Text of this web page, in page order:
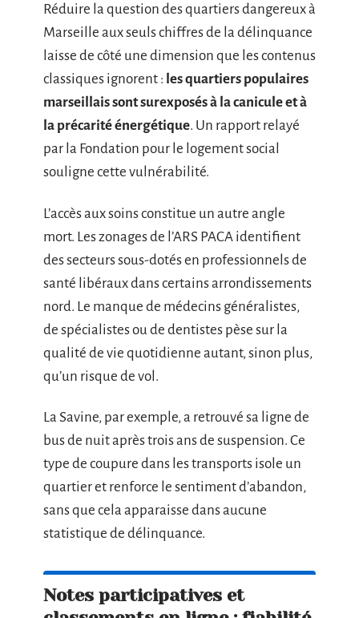
Réduire la question des quartiers dangereux à
Marseille aux seuls chiffres de la délinquance
laisse de côté une dimension que les contenus
classiques ignorent : les quartiers populaires
marseillais sont surexposés à la canicule et à
la précarité énergétique. Un rapport relayé
par la Fondation pour le logement social
souligne cette vulnérabilité.
L’accès aux soins constitue un autre angle
mort. Les zonages de l’ARS PACA identifient
des secteurs sous-dotés en professionnels de
santé libéraux dans certains arrondissements
nord. Le manque de médecins généralistes,
de spécialistes ou de dentistes pèse sur la
qualité de vie quotidienne autant, sinon plus,
qu’un risque de vol.
La Savine, par exemple, a retrouvé sa ligne de
bus de nuit après trois ans de suspension. Ce
type de coupure dans les transports isole un
quartier et renforce le sentiment d’abandon,
sans que cela apparaisse dans aucune
statistique de délinquance.
Notes participatives et